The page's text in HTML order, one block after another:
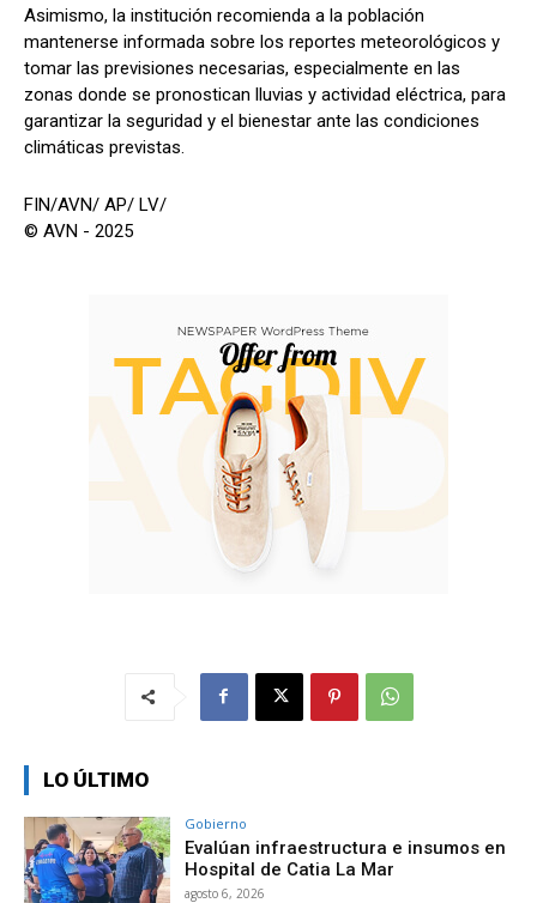
Asimismo, la institución recomienda a la población
mantenerse informada sobre los reportes meteorológicos y
tomar las previsiones necesarias, especialmente en las
zonas donde se pronostican lluvias y actividad eléctrica, para
garantizar la seguridad y el bienestar ante las condiciones
climáticas previstas.
FIN/AVN/ AP/ LV/
© AVN - 2025
LO ÚLTIMO
Gobierno
Evalúan infraestructura e insumos en
Hospital de Catia La Mar
agosto 6, 2026